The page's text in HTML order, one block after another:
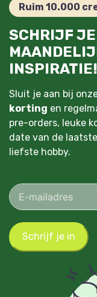
Ruim 10.000
SCHRIJF JE
INSPIRATIE!
Sluit je aan bij
korting en
pre-orders, leuke
date van de
liefste hobby.
Schrijf je in